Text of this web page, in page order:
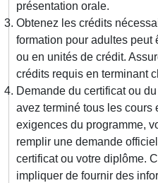
présentation orale.
Obtenez les crédits
formation pour adultes peut
ou en unités de crédit.
crédits requis en terminant
Demande du certificat ou
avez terminé tous les cours
exigences du programme,
remplir une demande
certificat ou votre diplôme.
impliquer de fournir des